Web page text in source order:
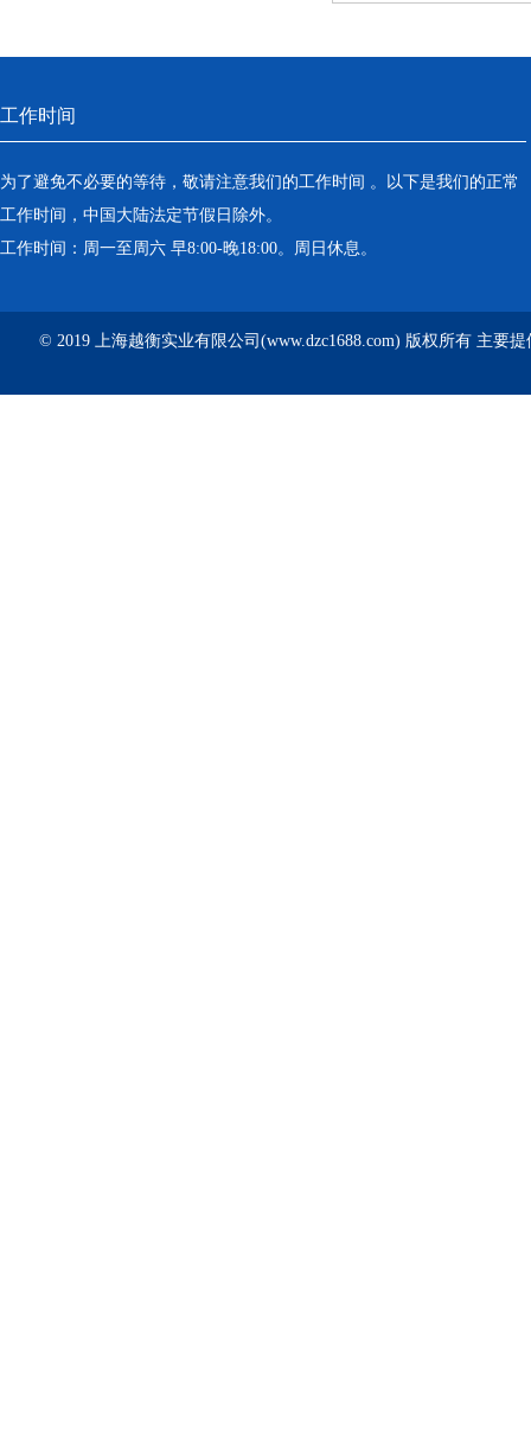
工作时间
为了避免不必要的等待，敬请注意我们的工作时间 。以下是我们的正常
工作时间，中国大陆法定节假日除外。
工作时间：周一至周六 早8:00-晚18:00。周日休息。
© 2019 上海越衡实业有限公司(www.dzc1688.com) 版权所有 主要提